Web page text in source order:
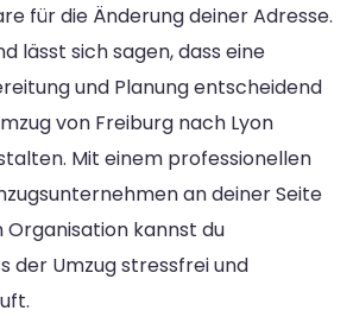
für die Änderung deiner Adresse.
lässt sich sagen, dass eine
und Planung entscheidend
von Freiburg nach Lyon
Mit einem professionellen
an deiner Seite
Organisation kannst du
der Umzug stressfrei und